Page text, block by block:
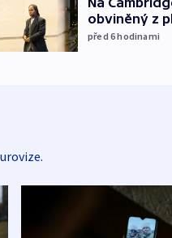
obviněný z
před 6hodinami